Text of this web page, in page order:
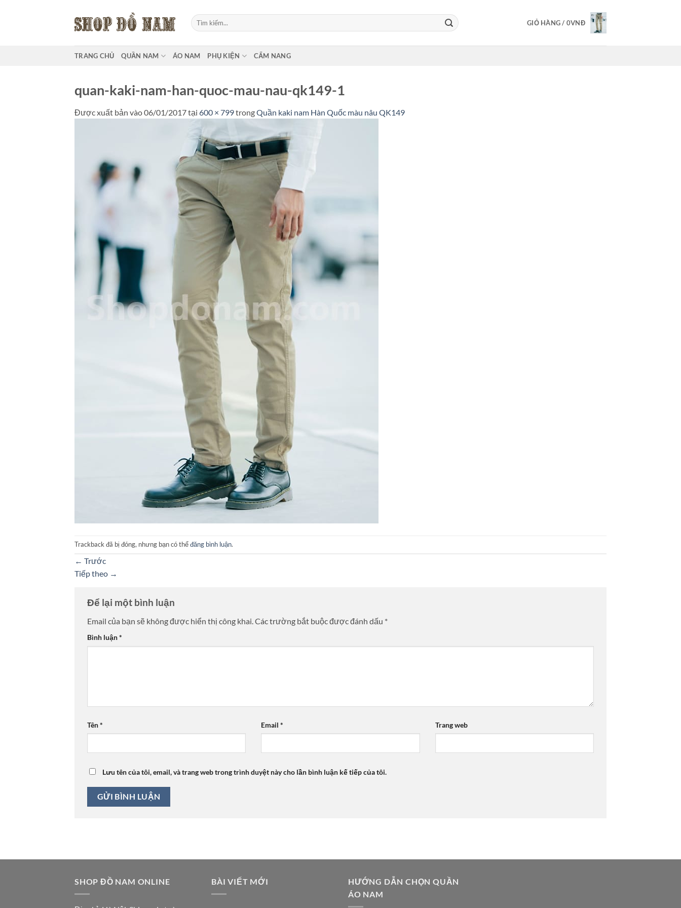
Tìm
kiếm:
GIỎ HÀNG / 0VNĐ
TRANG CHỦ QUẦN NAM ÁO NAM PHỤ KIỆN CẨM NANG
quan-kaki-nam-han-quoc-mau-nau-qk149-1
Được xuất bản vào06/01/2017tại 600 × 799trongQuần kaki nam Hàn Quốc màu nâu QK149
Trackback đã bị đóng, nhưng bạn có thểđăng bình luận.
← Trước
Tiếp theo →
Để lại một bình luận
Email của bạn sẽ không được hiển thị công khai.Các trường bắt buộc được đánh dấu *
Bình luận*
Tên* Email* Trang web
Lưu tên của tôi, email, và trang web trong trình duyệt này cho lần bình luận kế tiếp của tôi.
SHOP ĐỒ NAM ONLINE BÀI VIẾT MỚI
HƯỚNG DẪN CHỌN QUẦN
ÁO NAM